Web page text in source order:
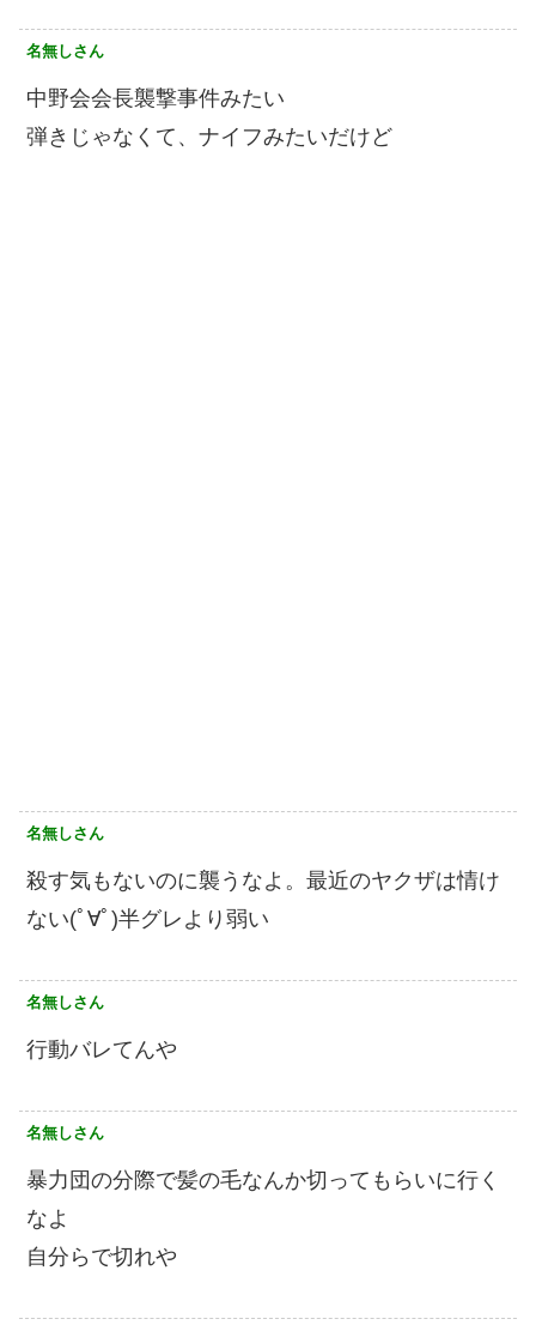
名無しさん
中野会会長襲撃事件みたい
弾きじゃなくて、ナイフみたいだけど
名無しさん
殺す気もないのに襲うなよ。最近のヤクザは情け
ない(ﾟ∀ﾟ)半グレより弱い
名無しさん
行動バレてんや
名無しさん
暴力団の分際で髪の毛なんか切ってもらいに行く
なよ
自分らで切れや